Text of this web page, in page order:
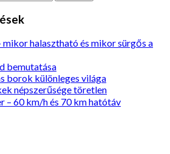
mikor halasztható és mikor sürgős a
bemutatása
borok különleges világa
népszerűsége töretlen
– 60 km/h és 70 km hatótáv